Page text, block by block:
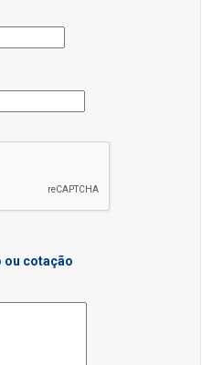
ou cotação